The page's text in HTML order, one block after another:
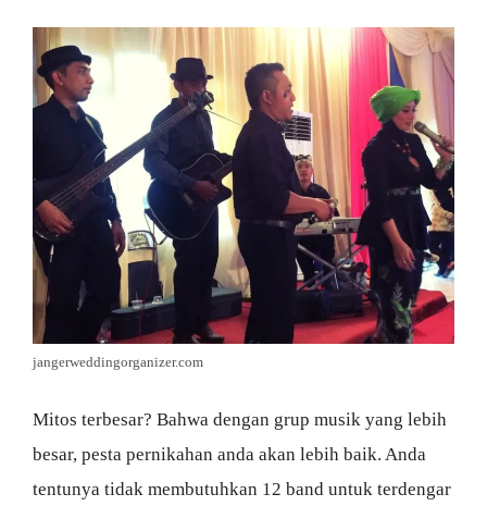
jangerweddingorganizer.com
Mitos terbesar? Bahwa dengan grup musik yang lebih
besar, pesta pernikahan anda akan lebih baik. Anda
tentunya tidak membutuhkan 12 band untuk terdengar